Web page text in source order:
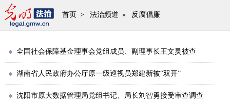
首页 > 法治频道 » 反腐倡廉
全国社会保障基金理事会党组成员、副理事长王文灵被查
湖南省人民政府办公厅原一级巡视员郑建新被“双开”
沈阳市原大数据管理局党组书记、局长刘智勇接受审查调查